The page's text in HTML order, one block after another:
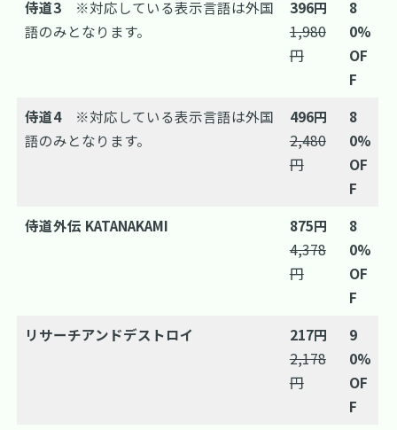
侍道3※対応している表示言語は外国
語のみとなります。
396円
1,980
円
8
0%
OF
F
侍道4※対応している表示言語は外国
語のみとなります。
496円
2,480
円
8
0%
OF
F
侍道外伝 KATANAKAMI
875円
4,378
円
8
0%
OF
F
リサーチアンドデストロイ
217円
2,178
円
9
0%
OF
F